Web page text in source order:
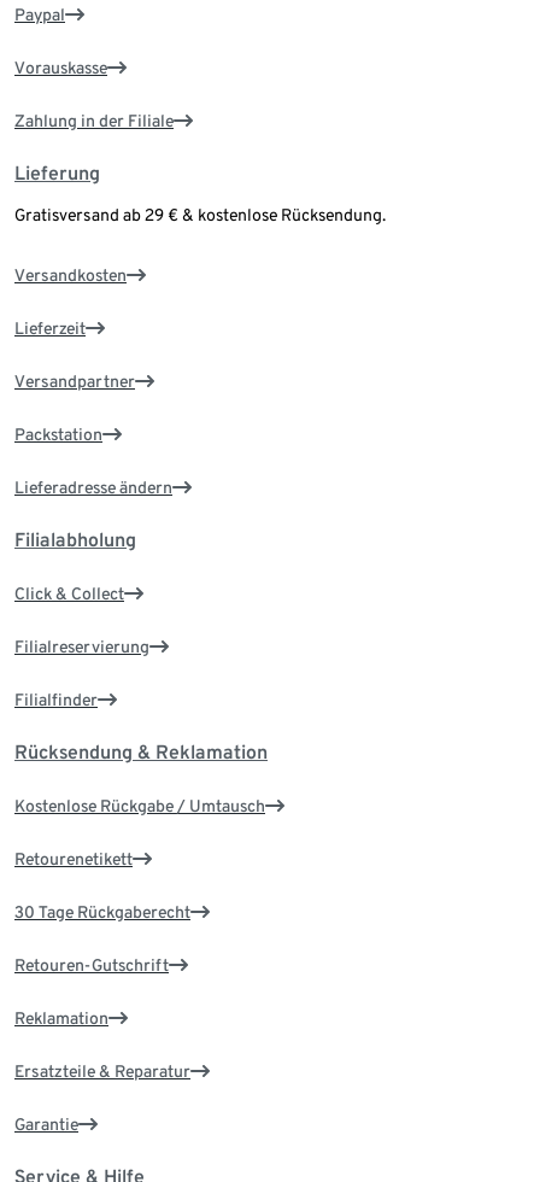
Paypal
Vorauskasse
Zahlung in der Filiale
Lieferung
Gratisversand ab 29 € & kostenlose Rücksendung.
Versandkosten
Lieferzeit
Versandpartner
Packstation
Lieferadresse ändern
Filialabholung
Click & Collect
Filialreservierung
Filialfinder
Rücksendung & Reklamation
Kostenlose Rückgabe / Umtausch
Retourenetikett
30 Tage Rückgaberecht
Retouren-Gutschrift
Reklamation
Ersatzteile & Reparatur
Garantie
Service & Hilfe